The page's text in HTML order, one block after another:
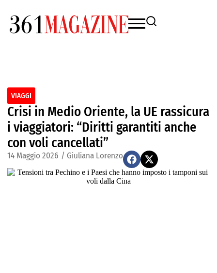
VIAGGI
Crisi in Medio Oriente, la UE rassicura
i viaggiatori: “Diritti garantiti anche
con voli cancellati”
14 Maggio 2026 / Giuliana Lorenzo